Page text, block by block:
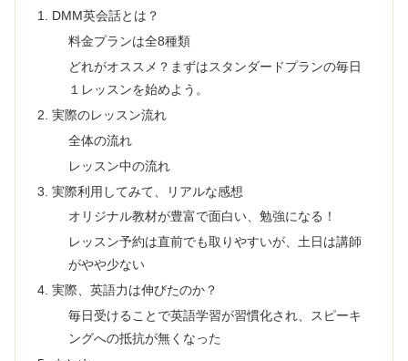
DMM英会話とは？
料金プランは全8種類
どれがオススメ？まずはスタンダードプランの毎日
１レッスンを始めよう。
実際のレッスン流れ
全体の流れ
レッスン中の流れ
実際利用してみて、リアルな感想
オリジナル教材が豊富で面白い、勉強になる！
レッスン予約は直前でも取りやすいが、土日は講師
がやや少ない
実際、英語力は伸びたのか？
毎日受けることで英語学習が習慣化され、スピーキ
ングへの抵抗が無くなった